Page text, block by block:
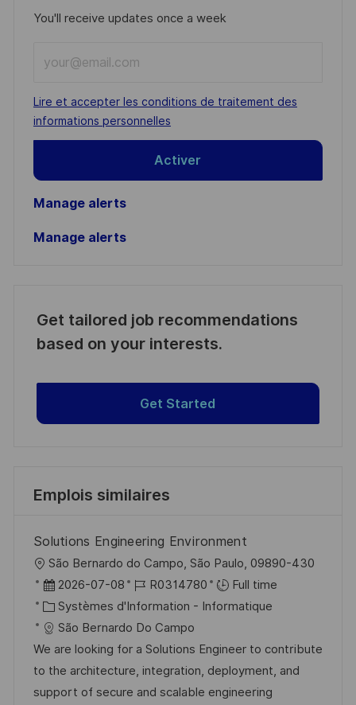
You'll receive updates once a week
Email
address
(Required)
Required
Lire et accepter les conditions de traitement des
informations personnelles
Activer
Manage alerts
Manage alerts
Get tailored job recommendations
based on your interests.
Get Started
Emplois similaires
Solutions Engineering Environment
o
c
a
l
i
s
São Bernardo do Campo, São Paulo, 09890-430
D
a
t
e
d
’
2026-07-08
R
é
f
é
r
e
R0314780
Full time
C
a
t
é
g
Systèmes d'Information - Informatique
São Bernardo Do Campo
We are looking for a Solutions Engineer to contribute
to the architecture, integration, deployment, and
support of secure and scalable engineering